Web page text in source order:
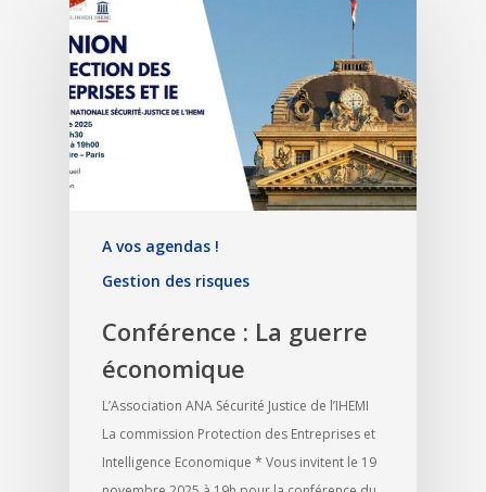
A vos agendas !
Gestion des risques
Conférence : La guerre
économique
L’Association ANA Sécurité Justice de l’IHEMI
La commission Protection des Entreprises et
Intelligence Economique * Vous invitent le 19